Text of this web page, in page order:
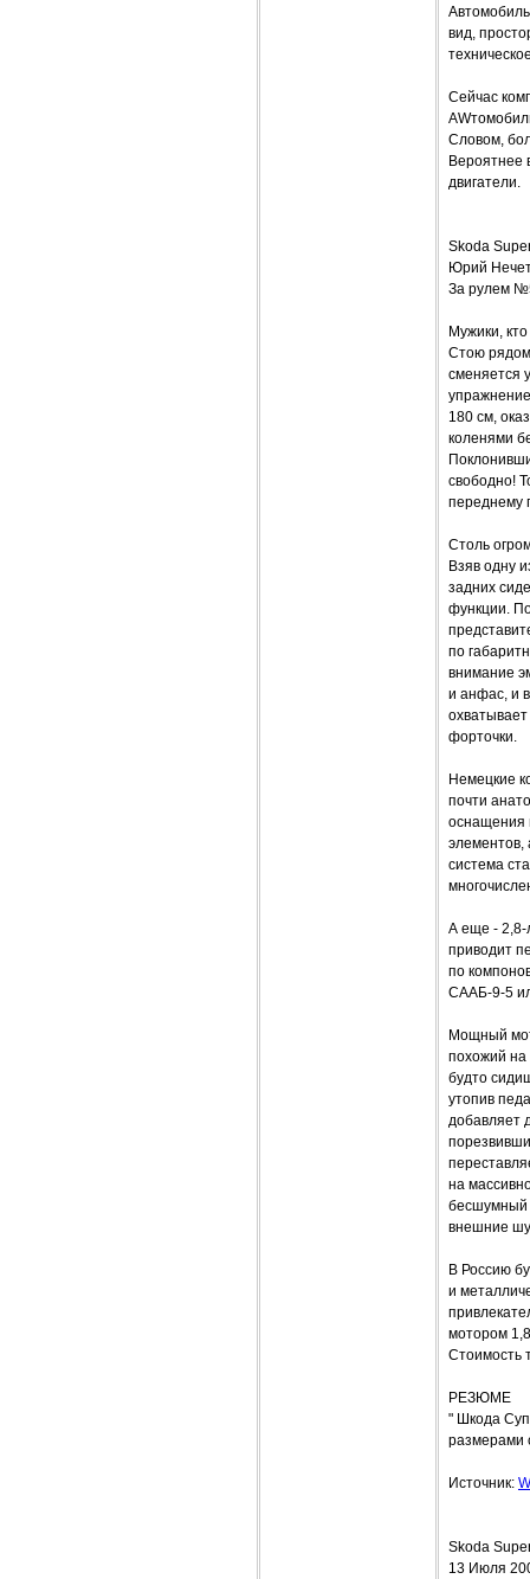
вид,
Сейчас
Словом,
Вероятнее
двигатели.
Skoda
Юрий
За рулем
Мужики,
Стою
сменяется
180 см,
коленями
свободно!
переднему
Столь
Взяв одну
задних
функции.
по
внимание
и анфас, и
форточки.
Немецкие
почти
оснащения
элементов,
система
А еще - 2,8-
приводит
по
СААБ-9-5
Мощный
похожий на
будто
утопив
добавляет
на
бесшумный
внешние
В Россию
и
мотором
Стоимость
РЕЗЮМЕ
" Шкода
размерами
Источник:
Skoda
13 Июля